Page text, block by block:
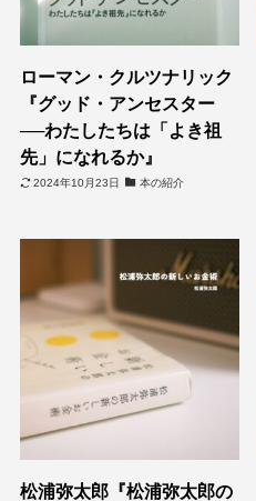
ローマン・クルツナリック
『グッド・アンセスター
──わたしたちは「よき祖
先」になれるか』
2024年10月23日 本の紹介
松浦弥太郎『松浦弥太郎の